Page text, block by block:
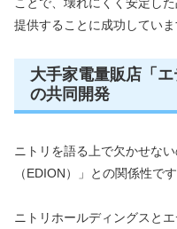
提供することに成功していま
大手家電量販店「
の共同開発
ニトリを語る上で欠かせな
（EDION）」との関係性です
ニトリホールディングスと